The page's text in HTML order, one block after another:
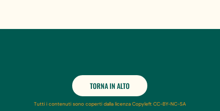
TORNA IN ALTO
Tutti i contenuti sono coperti dalla licenza Copyleft CC-BY-NC-SA